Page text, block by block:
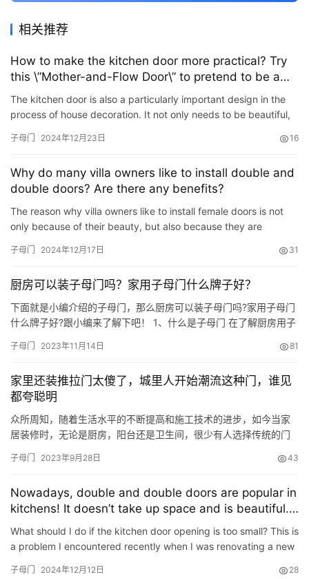
相关推荐
How to make the kitchen door more practical? Try
this \”Mother-and-Flow Door\” to pretend to be a
good kitchen and cook with peace of mind
The kitchen door is also a particularly important design in the
process of house decoration. It not only needs to be beautiful,
子母门 2024年12月23日 16
Why do many villa owners like to install double and
double doors? Are there any benefits?
The reason why villa owners like to install female doors is not
only because of their beauty, but also because they are
safe…
子母门 2024年12月17日 31
厨房可以装子母门吗？家用子母门什么牌子好？
下面就是小编介绍的子母门，那么厨房可以装子母门吗?家用子母门
什么牌子好?跟小编来了解下吧！ 1、什么是子母门 在了解厨房用子
样的门叫子母门。其实，在平常生活中大家对于该门都有见到过，
宽度则较小，就有点好像妈妈带着宝宝的意思。那厨房里用这种门
合适…
子母门 2023年11月14日 81
家里还装推拉门太傻了，城里人开始潮流这种门，谁见
都夸聪明
众所周知，随着生活水平的不断提高和施工技术的进步，如今当家
居装修时，无论是厨房，阳台还是卫生间，很少有人选择传统的门
小，而且具有更高的美观性。但是随着时间变得越来越久，推拉门
始不用推拉门？ 推拉门是利用轨道滑行来工作的，推了起来很灵
活。但是推…
子母门 2023年9月28日 43
Nowadays, double and double doors are popular in
kitchens! It doesn’t take up space and is beautiful.
Smart people have already installed it secretly.
What should I do if the kitchen door opening is too small? This is
a problem I encountered recently when I was renovating a new
子母门 2024年12月12日 28